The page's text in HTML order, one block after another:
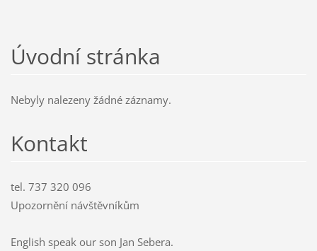
Úvodní stránka
Nebyly nalezeny žádné záznamy.
Kontakt
tel. 737 320 096
Upozornění návštěvníkům
English speak our son Jan Sebera.